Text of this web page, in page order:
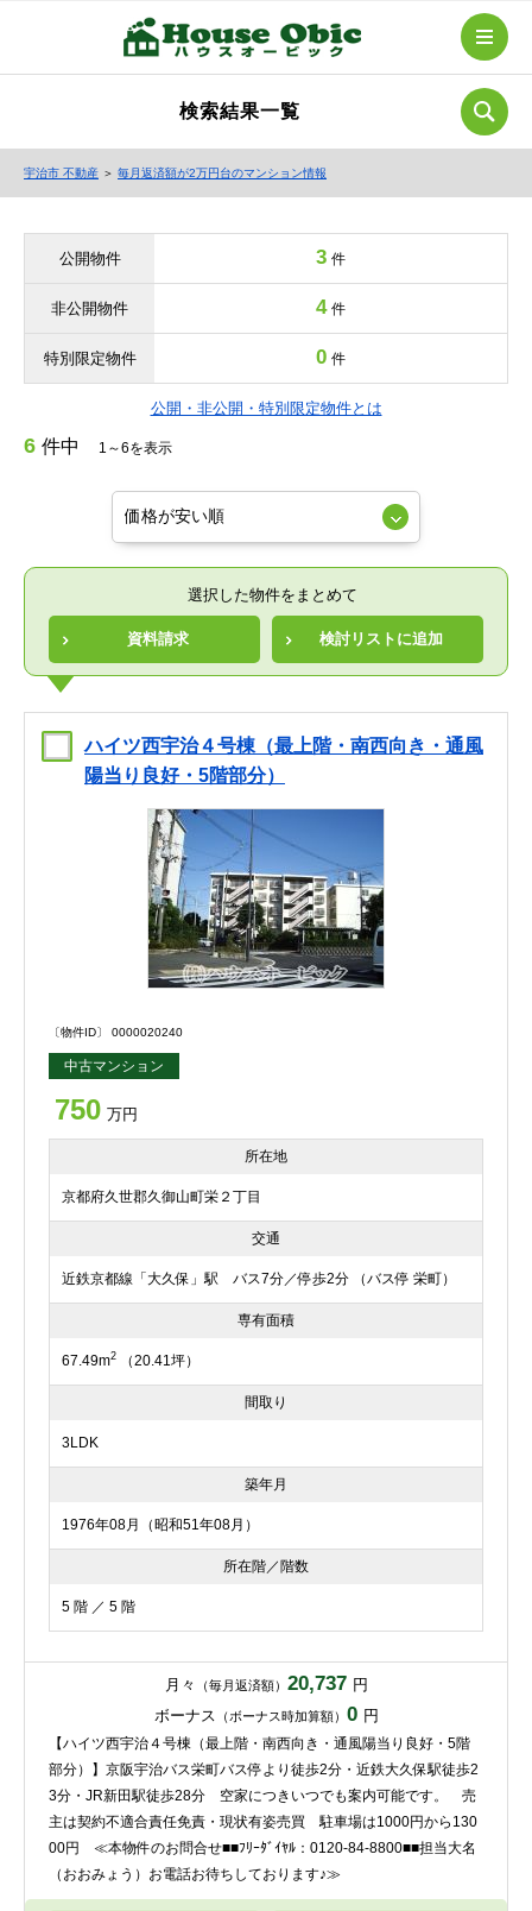
検索結果一覧
宇治市 不動産 ＞ 毎月返済額が2万円台のマンション情報
公開物件 3 件
非公開物件 4 件
特別限定物件 0 件
公開・非公開・特別限定物件とは
6 件中 1～6を表示
選択した物件をまとめて
資料請求 検討リストに追加
ハイツ西宇治４号棟（最上階・南西向き・通風
陽当り良好・5階部分）
〔物件ID〕 0000020240
中古マンション
750 万円
所在地
京都府久世郡久御山町栄２丁目
交通
近鉄京都線「大久保」駅 バス7分／停歩2分 （バス停 栄町）
専有面積
67.49m2 （20.41坪）
間取り
3LDK
築年月
1976年08月（昭和51年08月）
所在階／階数
5 階 ／ 5 階
月々 （毎月返済額） 20,737 円
ボーナス （ボーナス時加算額） 0 円
【ハイツ西宇治４号棟（最上階・南西向き・通風陽当り良好・5階
部分）】京阪宇治バス栄町バス停より徒歩2分・近鉄大久保駅徒歩2
3分・JR新田駅徒歩28分 空家につきいつでも案内可能です。 売
主は契約不適合責任免責・現状有姿売買 駐車場は1000円から130
00円 ≪本物件のお問合せ■■ﾌﾘｰﾀﾞｲﾔﾙ：0120-84-8800■■担当大名
（おおみょう）お電話お待ちしております♪≫